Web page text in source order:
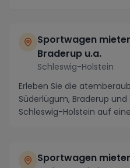
Sportwagen
Braderup u.a.
Schleswig-Holstein
Erleben Sie die
Süderlügum, Braderup
Schleswig-Holstein auf
Sportwagen